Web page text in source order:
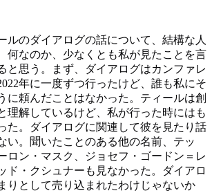
ルのダイアログの話について、結構な人
何なのか、少なくとも私が見たことを言
と思う。まず、ダイアログはカンファレ
年に一度ずつ行ったけど、誰も私にそ
に頼んだことはなかった。ティールは創
理解しているけど、私が行った時にはも
た。ダイアログに関連して彼を見たり話
い。聞いたことのある他の名前、テッ
ロン・マスク、ジョセフ・ゴードン＝レ
ド・クシュナーも見なかった。ダイアロ
りとして売り込まれたわけじゃないか